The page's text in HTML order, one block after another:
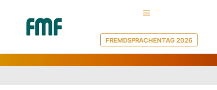
FREMDSPRACHENTAG 2026
REZENSIONEN DAZ/DAF